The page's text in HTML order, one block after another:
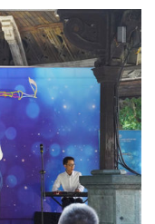
lên qua phần biểu
sĩ Bình Minh Jazz
cảm xúc ngay giữa